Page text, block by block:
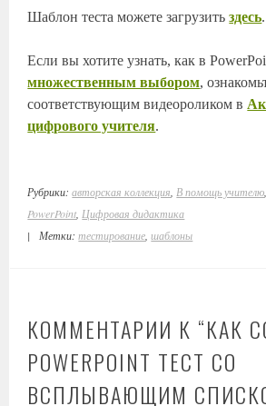
Шаблон теста можете загрузитьздесь.
Если вы хотите узнать, как в
множественным выбором,
соответствующим видеороликом в
цифрового учителя.
Рубрики:авторская коллекция В помощь учителю
PowerPoint Цифровая дидактика
|
Метки:тестирование ,шаблоны
КОММЕНТАРИИ К “КАК
POWERPOINT ТЕСТ СО
ВСПЛЫВАЮЩИМ